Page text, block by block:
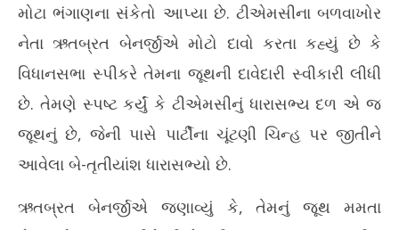
NOW VIEWING
TMC માં ભંગાણઃ બળવાખોર જૂથની દાવેદારી વિધાનસભાના સ્પીકરે
સ્વીકાર્યાનો ઋતુબ્રત બેનર્જીનો દાવો
June
2026
મોટા ભંગાણના સંકેતો આપ્યા છે. ટીએમસીના બળવાખોર
નેતા ઋતબ્રત બેનર્જીએ મોટો દાવો કરતા કહ્યું છે કે
વિધાનસભા સ્પીકરે તેમના જૂથની દાવેદારી સ્વીકારી લીધી
છે. તેમણે સ્પષ્ટ કર્યું કે ટીએમસીનું ધારાસભ્ય દળ એ જ
જૂથનું છે, જેની પાસે પાર્ટીના ચૂંટણી ચિન્હ પર જીતીને
આવેલા બે-તૃતીયાંશ ધારાસભ્યો છે.
ઋતબ્રત બેનર્જીએ જણાવ્યું કે, તેમનું જૂથ મમતા